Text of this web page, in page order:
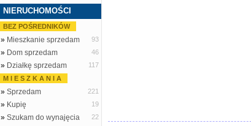
NIERUCHOMOŚCI
BEZ POŚREDNIKÓW
» Mieszkanie sprzedam 93
» Dom sprzedam 46
» Działkę sprzedam
117
M I E S Z K A N I A
» Sprzedam 221
» Kupię 19
» Szukam do wynajęcia 22